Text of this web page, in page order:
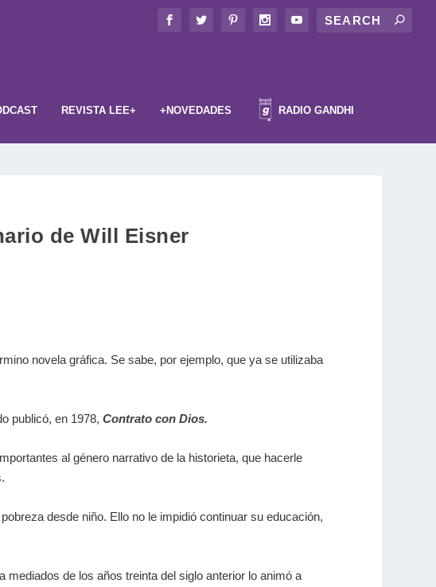
REVISTA LEE+ +NOVEDADES RADIO GANDHI
de Will Eisner
novela gráfica. Se sabe, por ejemplo, que ya se utilizaba
publicó, en 1978,Contrato con Dios.
al género narrativo de la historieta, que hacerle
desde niño. Ello no le impidió continuar su educación,
de los años treinta del siglo anterior lo animó a